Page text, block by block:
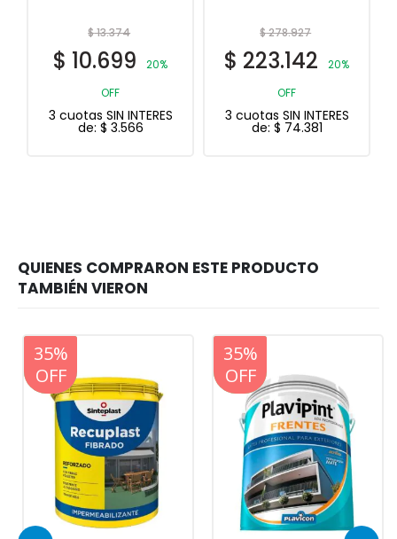
$278.927
$223.142
3 cuotas SIN INTERES
de:$74.381
20%
OFF
35%
OFF
20%
OFF
35%
OFF